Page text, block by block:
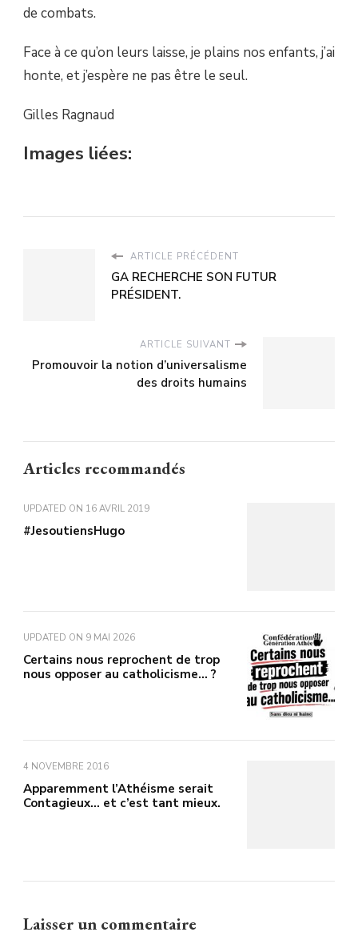
de combats.
Face à ce qu’on leurs laisse, je plains nos enfants, j’ai
honte, et j’espère ne pas être le seul.
Gilles Ragnaud
Images liées:
ARTICLE PRÉCÉDENT
GA RECHERCHE SON FUTUR
PRÉSIDENT.
ARTICLE SUIVANT
Promouvoir la notion d’universalisme
des droits humains
Articles recommandés
UPDATED ON 16 AVRIL 2019
#JesoutiensHugo
UPDATED ON 9 MAI 2026
Certains nous reprochent de trop
nous opposer au catholicisme… ?
4 NOVEMBRE 2016
Apparemment l’Athéisme serait
Contagieux… et c’est tant mieux.
Laisser un commentaire